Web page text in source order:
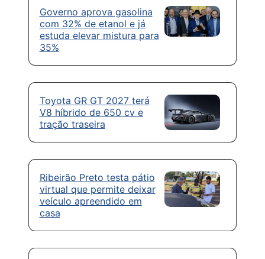
Governo aprova gasolina
com 32% de etanol e já
estuda elevar mistura para
35%
Toyota GR GT 2027 terá
V8 híbrido de 650 cv e
tração traseira
Ribeirão Preto testa pátio
virtual que permite deixar
veículo apreendido em
casa